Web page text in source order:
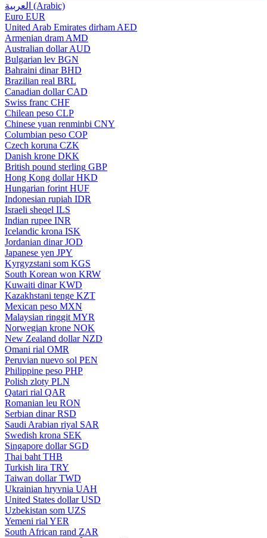
العربية (Arabic)
Euro EUR
United Arab Emirates dirham AED
Armenian dram AMD
Australian dollar AUD
Bulgarian lev BGN
Bahraini dinar BHD
Brazilian real BRL
Canadian dollar CAD
Swiss franc CHF
Chilean peso CLP
Chinese yuan renminbi CNY
Columbian peso COP
Czech koruna CZK
Danish krone DKK
British pound sterling GBP
Hong Kong dollar HKD
Hungarian forint HUF
Indonesian rupiah IDR
Israeli sheqel ILS
Indian rupee INR
Icelandic krona ISK
Jordanian dinar JOD
Japanese yen JPY
Kyrgyzstani som KGS
South Korean won KRW
Kuwaiti dinar KWD
Kazakhstani tenge KZT
Mexican peso MXN
Malaysian ringgit MYR
Norwegian krone NOK
New Zealand dollar NZD
Omani rial OMR
Peruvian nuevo sol PEN
Philippine peso PHP
Polish zloty PLN
Qatari rial QAR
Romanian leu RON
Serbian dinar RSD
Saudi Arabian riyal SAR
Swedish krona SEK
Singapore dollar SGD
Thai baht THB
Turkish lira TRY
Taiwan dollar TWD
Ukrainian hryvnia UAH
United States dollar USD
Uzbekistan som UZS
Yemeni rial YER
South African rand ZAR